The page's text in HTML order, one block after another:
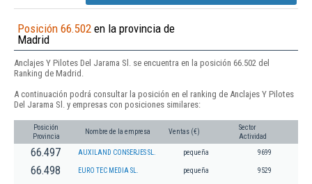
Posición 66.502 en la provincia de
Madrid
Anclajes Y Pilotes Del Jarama Sl. se encuentra en la posición 66.502 del
Ranking de Madrid.
A continuación podrá consultar la posición en el ranking de Anclajes Y Pilotes
Del Jarama Sl. y empresas con posiciones similares:
Posición
Provincia
Nombre de la empresa Ventas (€)
Sector
Actividad
66.497 AUXILAND CONSERJES SL. pequeña 9699
66.498 EURO TEC MEDIA SL. pequeña 9529